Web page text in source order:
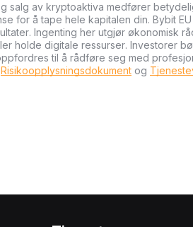
salg av kryptoaktiva medfører
for å tape hele kapitalen din. Bybit
Ingenting her utgjør økonomisk
holde digitale ressurser. Investorer
til å rådføre seg med
Risikoopplysningsdokument og